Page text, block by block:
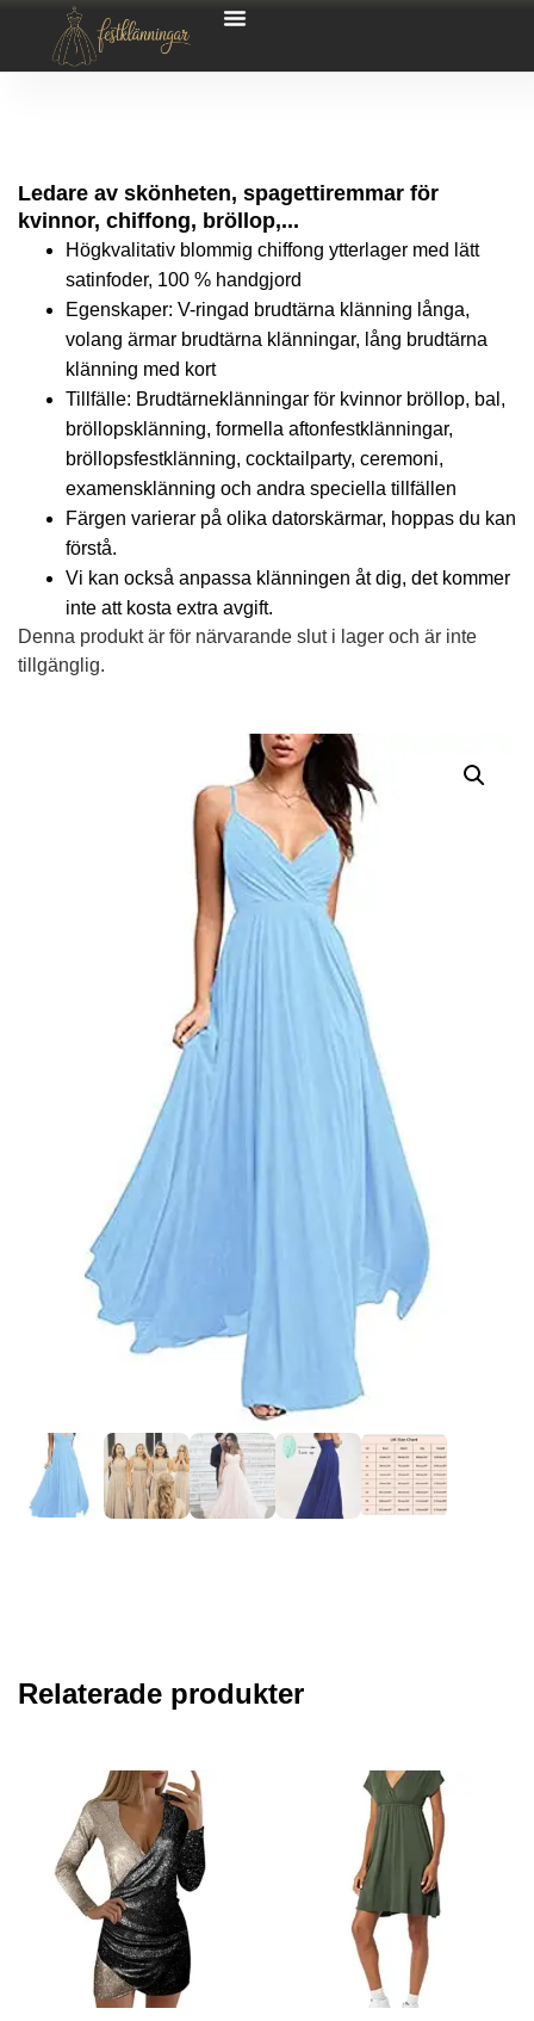
Ledare av skönheten, spagettiremmar för
kvinnor, chiffong, bröllop,...
Högkvalitativ blommig chiffong ytterlager med lätt
satinfoder, 100 % handgjord
Egenskaper: V-ringad brudtärna klänning långa,
volang ärmar brudtärna klänningar, lång brudtärna
klänning med kort
Tillfälle: Brudtärneklänningar för kvinnor bröllop, bal,
bröllopsklänning, formella aftonfestklänningar,
bröllopsfestklänning, cocktailparty, ceremoni,
examensklänning och andra speciella tillfällen
Färgen varierar på olika datorskärmar, hoppas du kan
förstå.
Vi kan också anpassa klänningen åt dig, det kommer
inte att kosta extra avgift.
Denna produkt är för närvarande slut i lager och är inte
tillgänglig.
Relaterade produkter